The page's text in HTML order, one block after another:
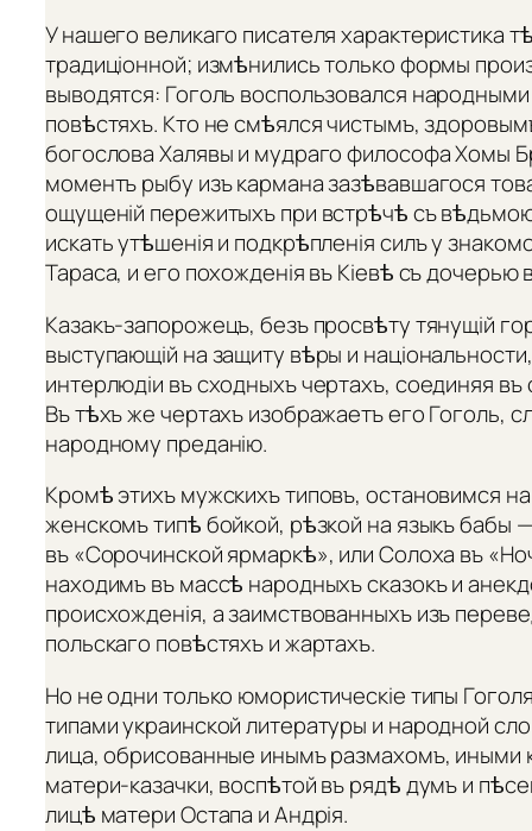
У нашего великаго писателя характеристика
традиціонной; измѣнились только формы
выводятся: Гоголь воспользовался
повѣстяхъ. Кто не смѣялся чистымъ,
богослова Халявы и мудраго философа Хомы
моментъ рыбу изъ кармана зазѣвавшагося
ощущеній пережитыхъ при встрѣчѣ съ
искать утѣшенія и подкрѣпленія силъ у
Тараса, и его похожденія въ Кіевѣ съ дочерью
Казакъ-запорожецъ, безъ просвѣту тянущій
выступающій на защиту вѣры и
интерлюдіи въ сходныхъ чертахъ, соединяя
Въ тѣхъ же чертахъ изображаетъ его Гоголь,
народному преданію.
Кромѣ этихъ мужскихъ типовъ, остановимся
женскомъ типѣ бойкой, рѣзкой на языкъ бабы
въ «Сорочинской ярмаркѣ», или Солоха въ
находимъ въ массѣ народныхъ сказокъ и
происхожденія, а заимствованныхъ изъ
польскаго повѣстяхъ и жартахъ.
Но не одни только юмористическіе типы
типами украинской литературы и народной
лица, обрисованные инымъ размахомъ, иными
матери-казачки, воспѣтой въ рядѣ думъ и
лицѣ матери Остапа и Андрія.